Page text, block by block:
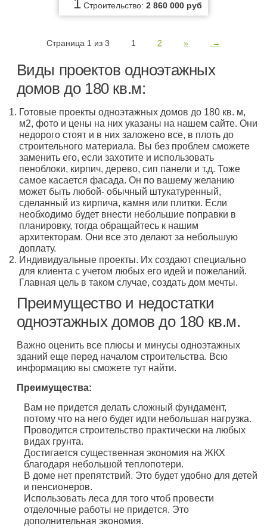
1 Строительство: 2 860 000 руб
Страница 1 из 3 1 2 » →
Виды проектов одноэтажных
домов до 180 кв.м:
Готовые проекты одноэтажных домов до 180 кв. м,
м2, фото и цены на них указаны на нашем сайте. Они
недорого стоят и в них заложено все, в плоть до
строительного материала. Вы без проблем сможете
заменить его, если захотите и использовать
пеноблоки, кирпич, дерево, сип панели и т.д. Тоже
самое касается фасада. Он по вашему желанию
может быть любой- обычный штукатуренный,
сделанный из кирпича, камня или плитки. Если
необходимо будет внести небольшие поправки в
планировку, тогда обращайтесь к нашим
архитекторам. Они все это делают за небольшую
доплату.
Индивидуальные проекты. Их создают специально
для клиента с учетом любых его идей и пожеланий.
Главная цель в таком случае, создать дом мечты.
Преимущество и недостатки
одноэтажных домов до 180 кв.м.
Важно оценить все плюсы и минусы одноэтажных
зданий еще перед началом строительства. Всю
информацию вы сможете тут найти.
Преимущества:
Вам не придется делать сложный фундамент,
потому что на него будет идти небольшая нагрузка.
Проводится строительство практически на любых
видах грунта.
Достигается существенная экономия на ЖКХ
благодаря небольшой теплопотери.
В доме нет препятствий. Это будет удобно для детей
и пенсионеров.
Использовать леса для того чтоб провести
отделочные работы не придется. Это
дополнительная экономия.